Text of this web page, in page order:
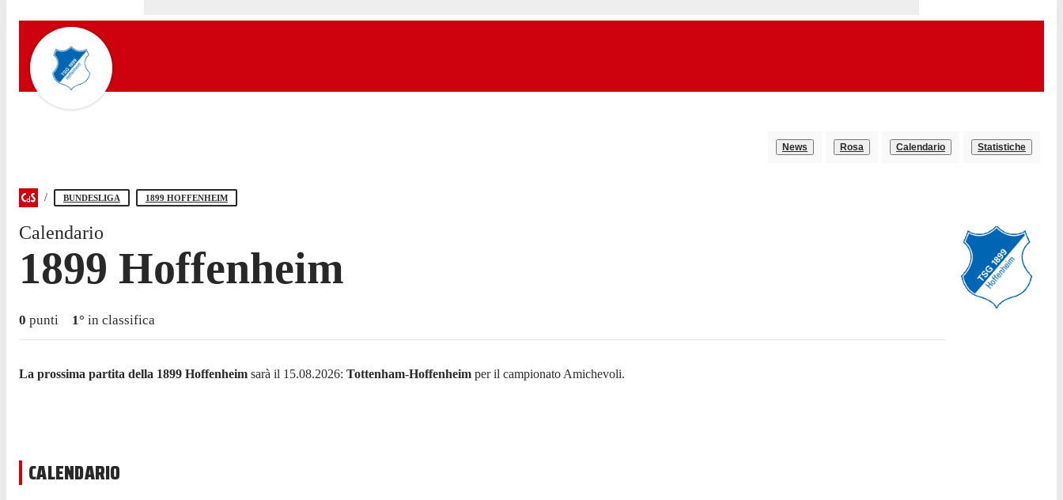
News Rosa Calendario Statistiche
BUNDESLIGA 1899 HOFFENHEIM
Calendario
1899 Hoffenheim
0 punti 1° in classifica
La prossima partita della 1899 Hoffenheim sarà il 15.08.2026: Tottenham-Hoffenheim per il campionato Amichevoli.
CALENDARIO